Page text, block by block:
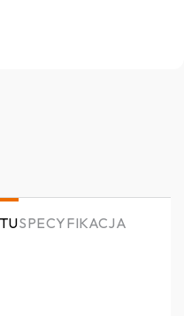
SPECYFIKACJA